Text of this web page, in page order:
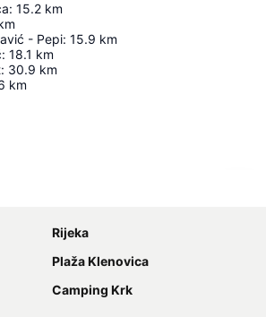
: 15.2 km
- Pepi: 15.9 km
: 18.1 km
: 30.9 km
km
Rijeka
Plaža Klenovica
Camping Krk